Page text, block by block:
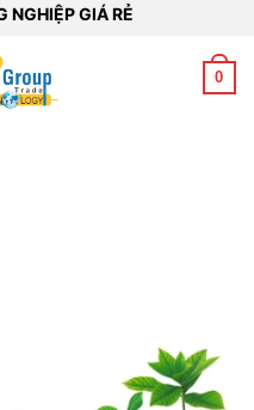
NGHIỆP GIÁ RẺ
0